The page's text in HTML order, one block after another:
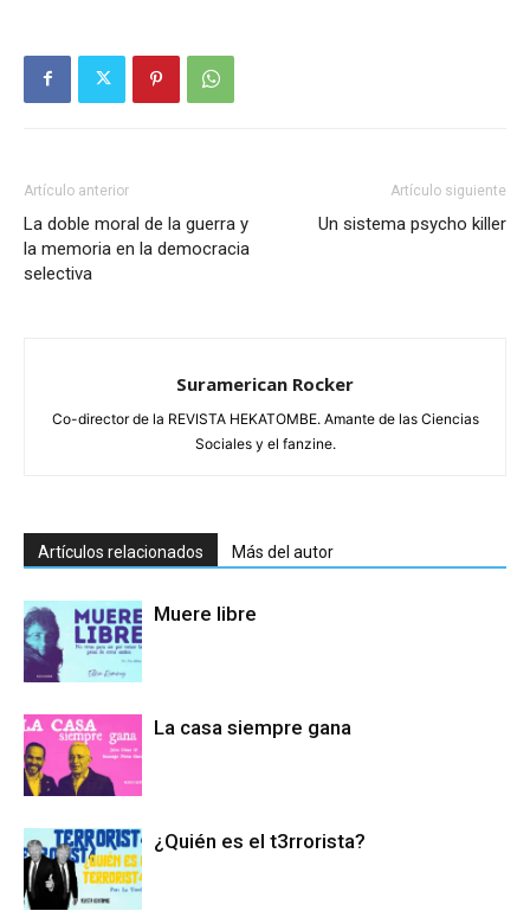
Artículo anterior
La doble moral de la guerra y
la memoria en la democracia
selectiva
Artículo siguiente
Un sistema psycho killer
Suramerican Rocker
Co-director de la REVISTA HEKATOMBE. Amante de las Ciencias
Sociales y el fanzine.
Artículos relacionados Más del autor
Muere libre
La casa siempre gana
¿Quién es el t3rrorista?